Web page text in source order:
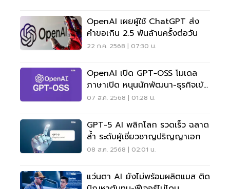
OpenAI เผยผู้ใช้ ChatGPT ส่ง
คำขอเกิน 2.5 พันล้านครั้งต่อวัน
22 ก.ค. 2568 | 07:30 น.
OpenAI เปิด GPT‑OSS โมเดล
ภาษาเปิด หนุนนักพัฒนา-ธุรกิจเข้า
ถึง AI ขั้นสูง
07 ส.ค. 2568 | 01:28 น.
GPT-5 AI พลิกโลก รวดเร็ว ฉลาด
ล้ำ ระดับผู้เชี่ยวชาญปริญญาเอก
08 ส.ค. 2568 | 02:01 น.
แว่นตา AI ยังไม่พร้อมผลิตแมส ติด